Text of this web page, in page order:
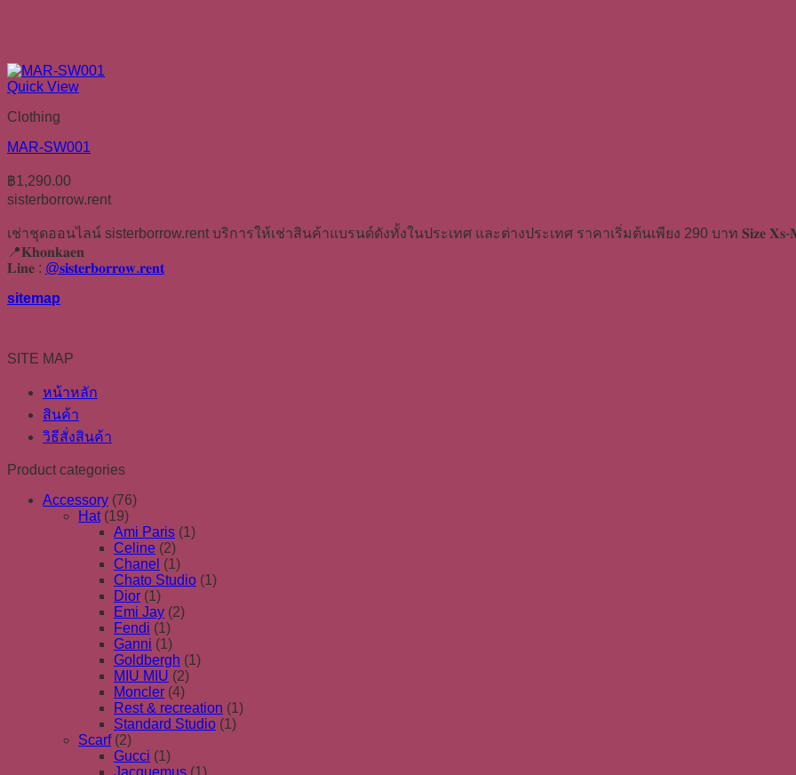
Quick View
Clothing
MAR-SW001
฿1,290.00
sisterborrow.rent
เช่าชุดออนไลน์ sisterborrow.rent บริการให้เช่าสินค้าแบรนด์ดังทั้งในประเทศ และต่างประเทศ ราคาเริ่มต้นเพียง 290 บาท 𝐒𝐢𝐳𝐞
📍𝐊𝐡𝐨𝐧𝐤𝐚𝐞𝐧
𝐋𝐢𝐧𝐞 : @𝐬𝐢𝐬𝐭𝐞𝐫𝐛𝐨𝐫𝐫𝐨𝐰.𝐫𝐞𝐧𝐭
sitemap
SITE MAP
หน้าหลัก
สินค้า
วิธีสั่งสินค้า
Product categories
Accessory (76)
Hat (19)
Ami Paris (1)
Celine (2)
Chanel (1)
Chato Studio (1)
Dior (1)
Emi Jay (2)
Fendi (1)
Ganni (1)
Goldbergh (1)
MIU MIU (2)
Moncler (4)
Rest & recreation (1)
Standard Studio (1)
Scarf (2)
Gucci (1)
Jacquemus (1)